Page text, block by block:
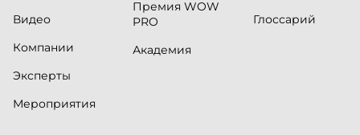
Видео
Компании
Эксперты
Мероприятия
Премия WOW
PRO
Академия
Глоссарий